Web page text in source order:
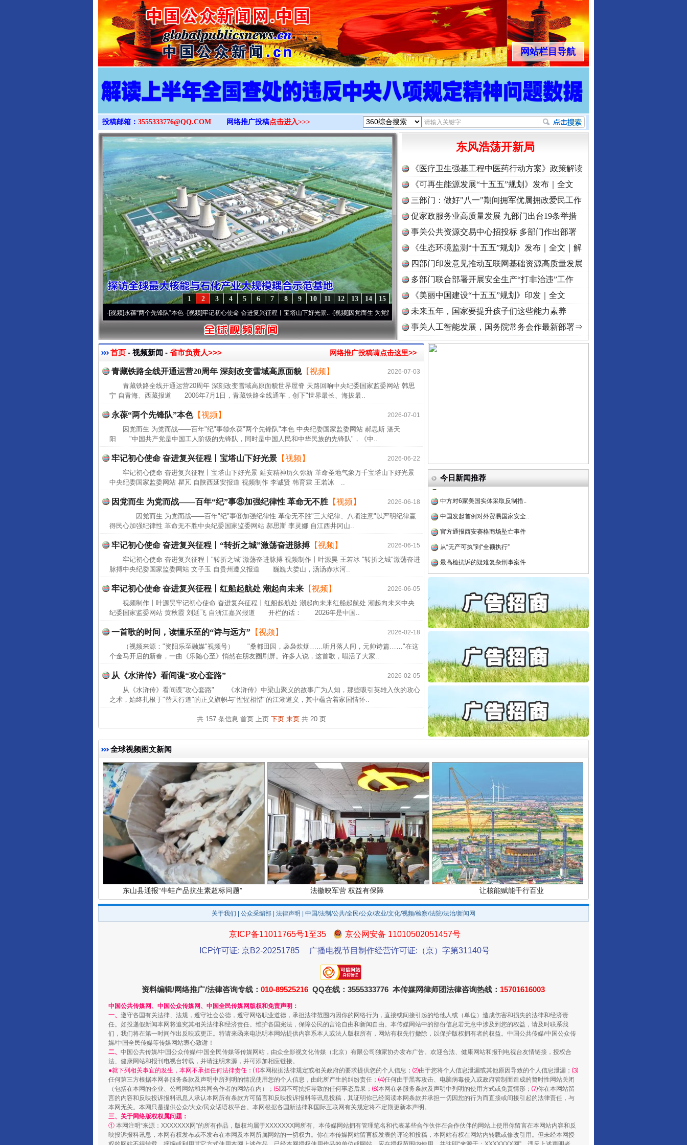
>
网站栏目导航
投稿邮箱： 3555333776@QQ.COM 网络推广投稿点击进入>>>
15
14
13
12
11
10
9
8
7
6
5
4
3
2
1
永葆“两个先锋队”本色·[视频]牢记初心使命 奋进复兴征程丨宝塔山下好光景..·[视频]因党而生 为党而战——百年“纪”事⑧加强纪律.. ·[视频]牢记初心使命 奋进复兴征程丨“转折之城”激荡..
东风浩荡开新局
《医疗卫生强基工程中医药行动方案》政策解读
《可再生能源发展“十五五”规划》发布｜全文
三部门：做好"八一"期间拥军优属拥政爱民工作
促家政服务业高质量发展 九部门出台19条举措
事关公共资源交易中心招投标 多部门作出部署
《生态环境监测“十五五”规划》发布｜全文｜解
读
四部门印发意见推动互联网基础资源高质量发展
多部门联合部署开展安全生产“打非治违”工作
《美丽中国建设“十五五”规划》印发｜全文
未来五年，国家要提升孩子们这些能力素养
事关人工智能发展，国务院常务会作最新部署⇒
首页 - 视频新闻 - 省市负责人>>> 网络推广投稿请点击这里>>
2026-07-03
青藏铁路全线开通运营20周年 深刻改变雪域高原面貌【视频】
青藏铁路全线开通运营20周年 深刻改变雪域高原面貌世界屋脊 天路回响中央纪委国家监委网站 韩思
宁 自青海、西藏报道 2006年7月1日，青藏铁路全线通车，创下"世界最长、海拔最..
2026-07-01
永葆“两个先锋队”本色【视频】
因党而生 为党而战——百年"纪"事⑩永葆"两个先锋队"本色 中央纪委国家监委网站 郝思斯 湛天
阳 "中国共产党是中国工人阶级的先锋队，同时是中国人民和中华民族的先锋队"，《中..
2026-06-22
牢记初心使命 奋进复兴征程丨宝塔山下好光景 【视频】
牢记初心使命 奋进复兴征程丨宝塔山下好光景 延安精神历久弥新 革命圣地气象万千宝塔山下好光景
中央纪委国家监委网站 瞿芃 自陕西延安报道 视频制作 李诚贤 韩育霖 王若冰 ..
2026-06-18
因党而生 为党而战——百年“纪”事⑧加强纪律性 革命无不胜 【视频】
因党而生 为党而战——百年"纪"事⑧加强纪律性 革命无不胜"三大纪律、八项注意"以严明纪律赢
得民心加强纪律性 革命无不胜中央纪委国家监委网站 郝思斯 李灵娜 自江西井冈山..
2026-06-15
牢记初心使命 奋进复兴征程丨“转折之城”激荡奋进脉搏【视频】
牢记初心使命 奋进复兴征程丨"转折之城"激荡奋进脉搏 视频制作丨叶源昊 王若冰 "转折之城"激荡奋进
脉搏中央纪委国家监委网站 文子玉 自贵州遵义报道 巍巍大娄山，汤汤赤水河..
2026-06-05
牢记初心使命 奋进复兴征程丨红船起航处 潮起向未来 【视频】
视频制作丨叶源昊牢记初心使命 奋进复兴征程丨红船起航处 潮起向未来红船起航处 潮起向未来中央
纪委国家监委网站 黄秋霞 刘廷飞 自浙江嘉兴报道 开栏的话： 2026年是中国..
2026-02-18
一首歌的时间，读懂乐至的“诗与远方” 【视频】
（视频来源："资阳乐至融媒"视频号） "桑都田园，袅袅炊烟……听月落人间，元帅诗篇……"在这
个金马开启的新春，一曲《乐随心至》悄然在朋友圈刷屏。许多人说，这首歌，唱活了大家..
2026-02-05
从《水浒传》看间谍“攻心套路”
从《水浒传》看间谍"攻心套路" 《水浒传》中梁山聚义的故事广为人知，那些吸引英雄入伙的攻心
之术，始终扎根于"替天行道"的正义旗帜与"惺惺相惜"的江湖道义，其中蕴含着家国情怀..
共 157 条信息 首页 上页 下页 末页共 20 页
今日新闻推荐
四川省公安厅征集新型黑恶违法..
中方对6家美国实体采取反制措..
中国发起首例对外贸易国家安全..
官方通报西安赛格商场坠亡事件
从“无产可执”到“全额执行”
最高检抗诉的疑难复杂刑事案件
事故致5死1伤，四川省安委会挂..
近期涉私家车群死群伤事故多发..
半生相守，一别两宽：这场老年..
一纸欠条伤亲情 巡回调解促和..
26万保费，离婚时为何要分走一..
传销头目出狱后办书院暴力管教..
四川省公安厅征集新型黑恶违法..
中方对6家美国实体采取反制措..
中国发起首例对外贸易国家安全..
官方通报西安赛格商场坠亡事件
从“无产可执”到“全额执行”
事故致5死1伤，四川省安委会挂..
全球视频图文新闻
完善运行机制助力责任有效落实
东山县通报“牛蛙产品抗生素超标问题” 法徽映军营 权益有保障 让核能赋能千行百业
千年窑火 生生不息 一批国家标准开始实施 从数据变化看反腐深化
关于我们 公众采编部 法律声明 | 中国/法制/公共/全民/公众/农业/文化/视频/检察/法院/法治/新闻网
京ICP备11011765号1至35
京公网安备 11010502051457号
ICP许可证: 京B2-20251785
广播电视节目制作经营许可证:（京）字第31140号
资料编辑/网络推广/法律咨询专线： 010-89525216 QQ在线：3555333776 本传媒网律师团法律咨询热线： 15701616003
中国公共传媒网、中国公众传媒网、中国全民传媒网版权和免责声明：
一、 遵守各国有关法律、法规，遵守社会公德，遵守网络职业道德，承担法律范围内因你的网络行为，直接或间接引起的给他人或（单位）造成伤害和损失的法律和经济责
任。如投递假新闻本网将追究其相关法律和经济责任。维护各国宪法，保障公民的言论自由和新闻自由。本传媒网站中的部份信息若无意中涉及到您的权益，请及时联系我
们，我们将在第一时间作出反映或更正。特请来函来电说明本网站提供内容系本人或法人版权所有，网站有权先行撤除，以保护版权拥有者的权益。中国公共传媒/中国公众传
媒/中国全民传媒等传媒网站衷心致谢！
二、 中国公共传媒/中国公众传媒/中国全民传媒等传媒网站，由众全影视文化传媒（北京）有限公司独家协办发布广告。欢迎合法、健康网站和报刊电视台友情链接，授权合
法、健康网站和报刊电视台转载，并请注明来源，并可添加相应链接。
●就下列相关事宜的发生，本网不承担任何法律责任：⑴本网根据法律规定或相关政府的要求提供您的个人信息； ⑵由于您将个人信息泄漏或其他原因导致的个人信息泄漏； ⑶
任何第三方根据本网各服务条款及声明中所列明的情况使用您的个人信息，由此所产生的纠纷责任； ⑷任何由于黑客攻击、电脑病毒侵入或政府管制而造成的暂时性网站关闭
（包括在本网的企业、公司网站和共同合作者的网站在内）； ⑸因不可抗拒导致的任何事态后果； ⑹本网在各服务条款及声明中列明的使用方式或免责情形； ⑺你在本网站留
言的内容和反映投诉报料讯息人承认本网所有条款方可留言和反映投诉报料等讯息投稿，其证明你已经阅读本网条款并承担一切因您的行为而直接或间接引起的法律责任，与
本网无关。本网只是提供公众/大众/民众话语权平台。本网根据各国新法律和国际互联网有关规定将不定期更新本声明。
三、关于网络版权权属问题：
① 本网注明“来源：XXXXXXX网”的所有作品，版权均属于XXXXXXX网所有。本传媒网站拥有管理笔名和代表某些合作伙伴在合作伙伴的网站上使用你留言在本网站内容和反
映投诉报料讯息，本网有权发布或不发布在本网及本网所属网站的一切权力。你在本传媒网站留言板发表的评论和投稿，本网站有权在网站内转载或修改引用。但未经本网授